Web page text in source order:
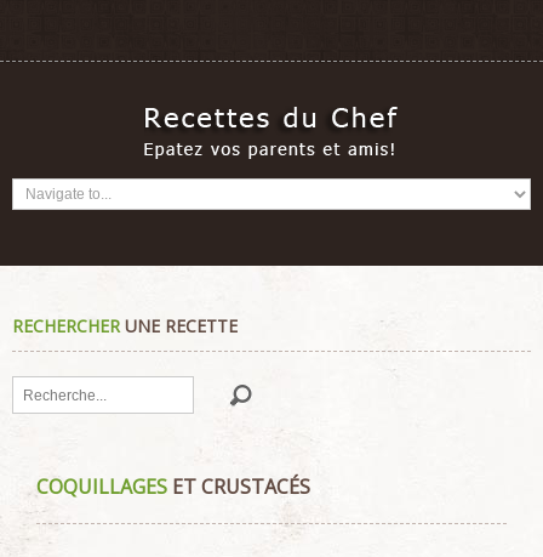
RECHERCHERUNE RECETTE
Rechercher
COQUILLAGES ET CRUSTACÉS